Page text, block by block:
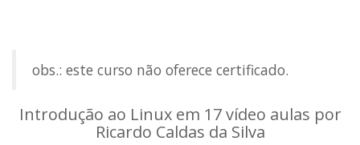
obs.: este curso não oferece certificado.
Introdução ao Linux em 17 vídeo aulas por
Ricardo Caldas da Silva